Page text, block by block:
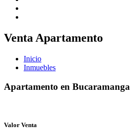
Venta Apartamento
Inicio
Inmuebles
Apartamento en Bucaramanga
Valor Venta